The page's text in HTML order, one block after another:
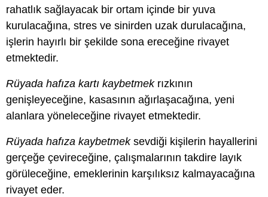
rahatlık sağlayacak bir ortam içinde bir yuva
kurulacağına, stres ve sinirden uzak durulacağına,
işlerin hayırlı bir şekilde sona ereceğine rivayet
etmektedir.
Rüyada hafıza kartı kaybetmekrızkının
genişleyeceğine, kasasının ağırlaşacağına, yeni
alanlara yöneleceğine rivayet etmektedir.
Rüyada hafıza kaybetmeksevdiği kişilerin hayallerini
gerçeğe çevireceğine, çalışmalarının takdire layık
görüleceğine, emeklerinin karşılıksız kalmayacağına
rivayet eder.